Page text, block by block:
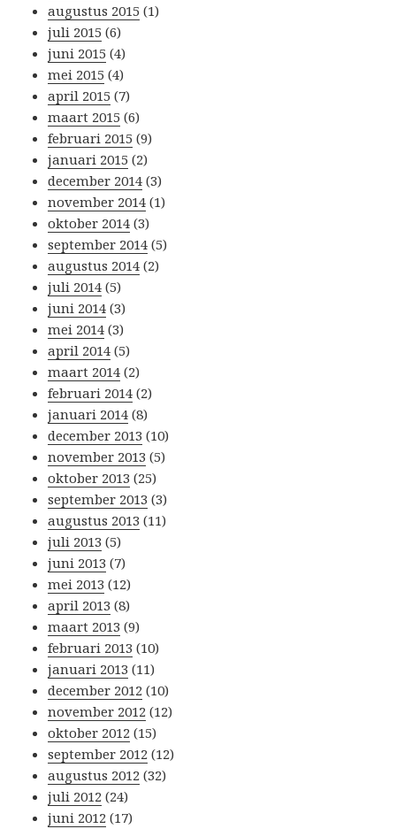
augustus 2015 (1)
juli 2015 (6)
juni 2015 (4)
mei 2015 (4)
april 2015 (7)
maart 2015 (6)
februari 2015 (9)
januari 2015 (2)
december 2014 (3)
november 2014 (1)
oktober 2014 (3)
september 2014 (5)
augustus 2014 (2)
juli 2014 (5)
juni 2014 (3)
mei 2014 (3)
april 2014 (5)
maart 2014 (2)
februari 2014 (2)
januari 2014 (8)
december 2013 (10)
november 2013 (5)
oktober 2013 (25)
september 2013 (3)
augustus 2013 (11)
juli 2013 (5)
juni 2013 (7)
mei 2013 (12)
april 2013 (8)
maart 2013 (9)
februari 2013 (10)
januari 2013 (11)
december 2012 (10)
november 2012 (12)
oktober 2012 (15)
september 2012 (12)
augustus 2012 (32)
juli 2012 (24)
juni 2012 (17)